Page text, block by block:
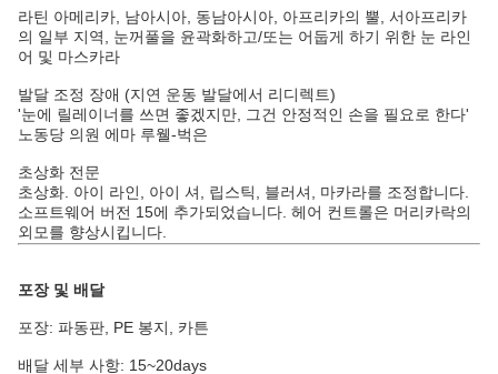
라틴 아메리카, 남아시아, 동남아시아, 아프리카의 뿔, 서아프리카
의 일부 지역, 눈꺼풀을 윤곽화하고/또는 어둡게 하기 위한 눈 라인
어 및 마스카라
발달 조정 장애 (지연 운동 발달에서 리디렉트)
'눈에 릴레이너를 쓰면 좋겠지만, 그건 안정적인 손을 필요로 한다'
노동당 의원 에마 루웰-벅은
초상화 전문
초상화. 아이 라인, 아이 셔, 립스틱, 블러셔, 마카라를 조정합니다.
소프트웨어 버전 15에 추가되었습니다. 헤어 컨트롤은 머리카락의
외모를 향상시킵니다.
포장 및 배달
포장: 파동판, PE 봉지, 카튼
배달 세부 사항: 15~20days